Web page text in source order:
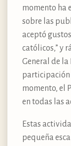
momento ha
sobre las
aceptó
católicos,” y
General de la
participación
momento, el
en todas las
Estas
pequeña